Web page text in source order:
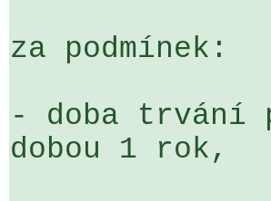
za podmínek:
- doba trvání
dobou 1 rok,